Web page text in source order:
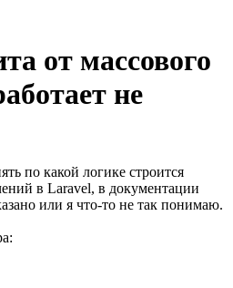
от массового
не
по какой логике строится
в Laravel, в документации
или я что-то не так понимаю.